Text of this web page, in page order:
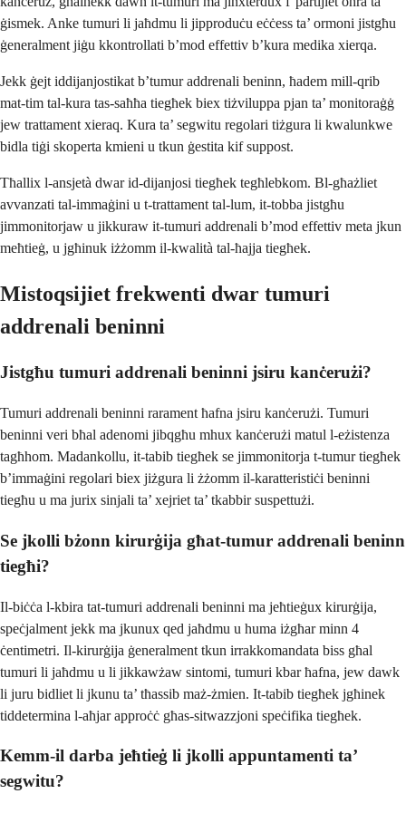
ġismek. Anke tumuri li jaħdmu li jipproduċu eċċess ta’ ormoni jistgħu
ġeneralment jiġu kkontrollati b’mod effettiv b’kura medika xierqa.
Jekk ġejt iddijanjostikat b’tumur addrenali beninn, ħadem mill-qrib
mat-tim tal-kura tas-saħħa tiegħek biex tiżviluppa pjan ta’ monitoraġġ
jew trattament xieraq. Kura ta’ segwitu regolari tiżgura li kwalunkwe
bidla tiġi skoperta kmieni u tkun ġestita kif suppost.
Tħallix l-ansjetà dwar id-dijanjosi tiegħek tegħlebkom. Bl-għażliet
avvanzati tal-immaġini u t-trattament tal-lum, it-tobba jistgħu
jimmonitorjaw u jikkuraw it-tumuri addrenali b’mod effettiv meta jkun
meħtieġ, u jgħinuk iżżomm il-kwalità tal-ħajja tiegħek.
Mistoqsijiet frekwenti dwar tumuri
addrenali beninni
Jistgħu tumuri addrenali beninni jsiru kanċerużi?
Tumuri addrenali beninni rarament ħafna jsiru kanċerużi. Tumuri
beninni veri bħal adenomi jibqgħu mhux kanċerużi matul l-eżistenza
tagħhom. Madankollu, it-tabib tiegħek se jimmonitorja t-tumur tiegħek
b’immaġini regolari biex jiżgura li żżomm il-karatteristiċi beninni
tiegħu u ma jurix sinjali ta’ xejriet ta’ tkabbir suspettużi.
Se jkolli bżonn kirurġija għat-tumur addrenali beninn
tiegħi?
Il-biċċa l-kbira tat-tumuri addrenali beninni ma jeħtieġux kirurġija,
speċjalment jekk ma jkunux qed jaħdmu u huma iżgħar minn 4
ċentimetri. Il-kirurġija ġeneralment tkun irrakkomandata biss għal
tumuri li jaħdmu u li jikkawżaw sintomi, tumuri kbar ħafna, jew dawk
li juru bidliet li jkunu ta’ tħassib maż-żmien. It-tabib tiegħek jgħinek
tiddetermina l-aħjar approċċ għas-sitwazzjoni speċifika tiegħek.
Kemm-il darba jeħtieġ li jkolli appuntamenti ta’
segwitu?